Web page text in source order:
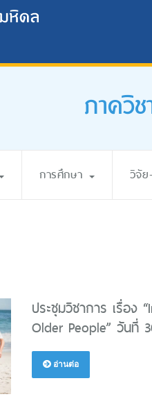
ภาควิ
การศึกษา วิจัย
ประชุมวิชาการ เรื่อง
Older People” วันที่
อ่านต่อ